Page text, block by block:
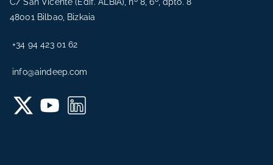
C/ San Vicente (Edif. ALBIA), nº 8, 6º, dpto. 8
48001 Bilbao, Bizkaia
+34 94 423 01 62
info@aindeep.com